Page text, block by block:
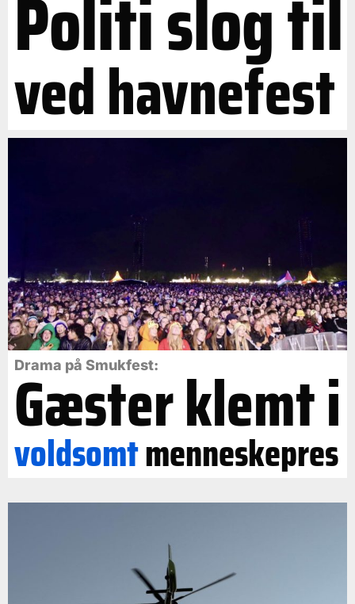
Politi slog til
ved havnefest
Drama på Smukfest:
Gæster klemt i
voldsomtmenneskepres